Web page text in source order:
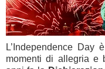
L’Independence Day
momenti di allegria e